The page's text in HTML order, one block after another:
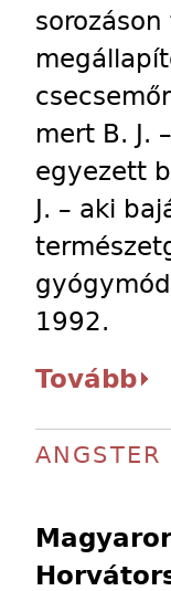
mert B. J.
egyezett
J. – aki
1992.
Tovább